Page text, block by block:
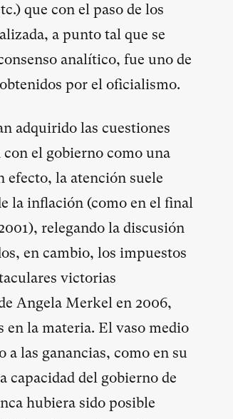
que con el paso de los
a punto tal que se
analítico, fue uno de
por el oficialismo.
adquirido las cuestiones
el gobierno como una
efecto, la atención suele
la inflación (como en el final
relegando la discusión
en cambio, los impuestos
victorias
Angela Merkel en 2006,
en la materia. El vaso medio
las ganancias, como en su
capacidad del gobierno de
hubiera sido posible